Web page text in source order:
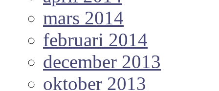
mars 2014
februari 2014
december 2013
oktober 2013